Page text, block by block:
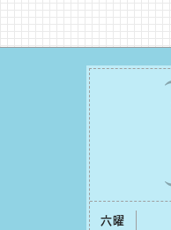
六曜